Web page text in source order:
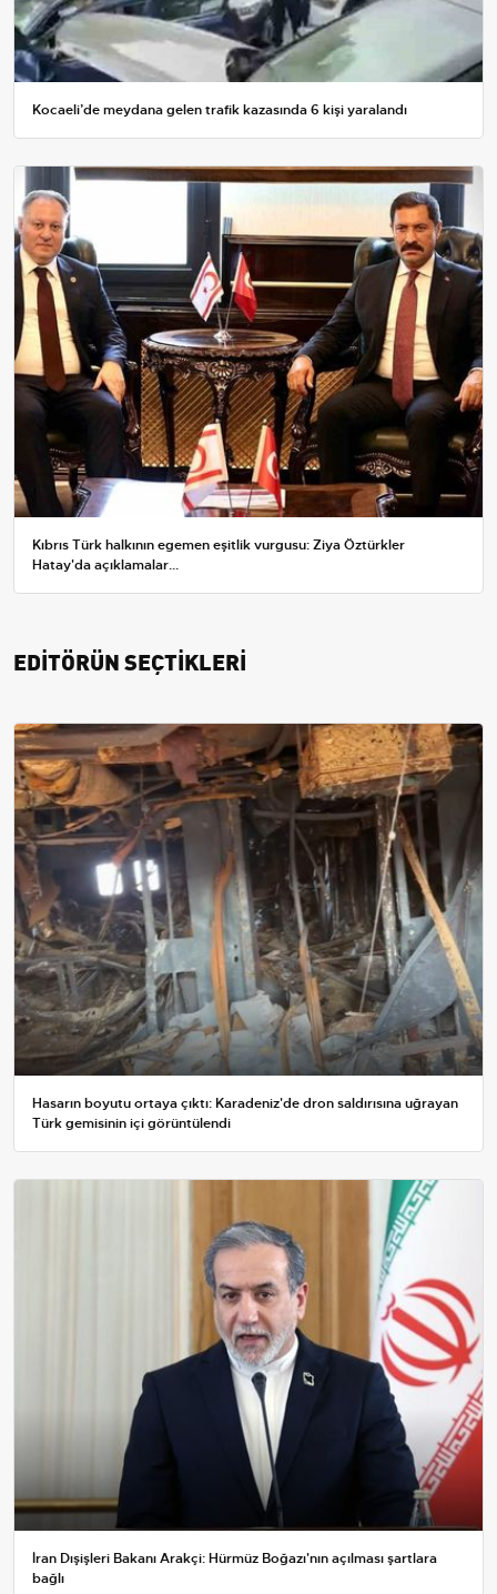
Kocaeli’de meydana gelen trafik kazasında 6 kişi yaralandı
Kıbrıs Türk halkının egemen eşitlik vurgusu: Ziya Öztürkler
Hatay'da açıklamalar...
EDİTÖRÜN SEÇTİKLERİ
Hasarın boyutu ortaya çıktı: Karadeniz'de dron saldırısına uğrayan
Türk gemisinin içi görüntülendi
İran Dışişleri Bakanı Arakçi: Hürmüz Boğazı'nın açılması şartlara
bağlı